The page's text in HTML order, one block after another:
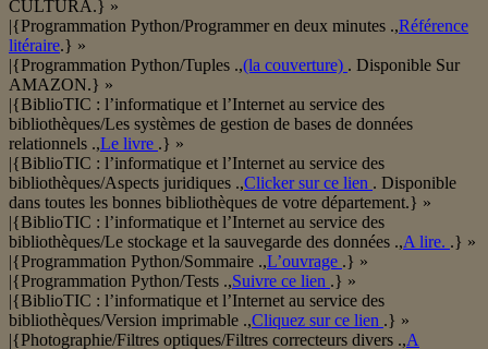
CULTURA.} »
|{Programmation Python/Programmer en deux minutes .,Référence
litéraire.} »
|{Programmation Python/Tuples .,(la couverture) . Disponible Sur
AMAZON.} »
|{BiblioTIC : l’informatique et l’Internet au service des
bibliothèques/Les systèmes de gestion de bases de données
relationnels .,Le livre .} »
|{BiblioTIC : l’informatique et l’Internet au service des
bibliothèques/Aspects juridiques .,Clicker sur ce lien . Disponible
dans toutes les bonnes bibliothèques de votre département.} »
|{BiblioTIC : l’informatique et l’Internet au service des
bibliothèques/Le stockage et la sauvegarde des données .,A lire. .} »
|{Programmation Python/Sommaire .,L’ouvrage .} »
|{Programmation Python/Tests .,Suivre ce lien .} »
|{BiblioTIC : l’informatique et l’Internet au service des
bibliothèques/Version imprimable .,Cliquez sur ce lien .} »
|{Photographie/Filtres optiques/Filtres correcteurs divers .,A